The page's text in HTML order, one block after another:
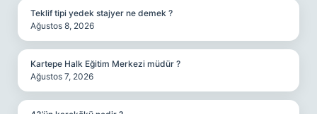
Teklif tipi yedek stajyer ne demek ?
Ağustos 8, 2026
Kartepe Halk Eğitim Merkezi müdür ?
Ağustos 7, 2026